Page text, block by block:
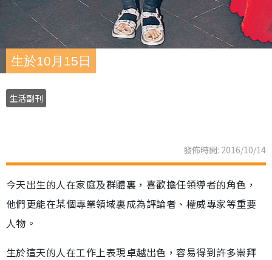
生於10月15日
生活副刊
發佈時間: 2016/10/14
今天出生的人在家庭及群體裏，喜歡擔任領導者的角色，
他們更能在某個專業領域裏成為評論者、權威專家等重要
人物。
生於這天的人在工作上表現卓越出色，容易得到許多崇拜